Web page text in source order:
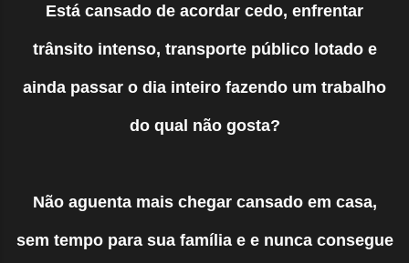
Está cansado de acordar cedo, enfrentar
trânsito intenso, transporte público lotado e
ainda passar o dia inteiro fazendo um trabalho
do qual não gosta?
Não aguenta mais chegar cansado em casa,
sem tempo para sua família e e nunca consegue